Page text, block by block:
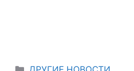
Categories